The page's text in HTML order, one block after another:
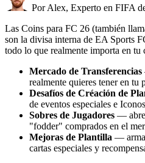
Por Alex, Experto en FIFA
Las Coins para FC 26 (también
son la divisa interna de EA Sports
todo lo que realmente importa en tu
Mercado de Transferencias
realmente quieres tener en tu
Desafíos de Créación de
de eventos especiales e Iconos
Sobres de Jugadores — abre
"fodder" comprados en el
Mejoras de Plantilla — arma
cartas especiales y